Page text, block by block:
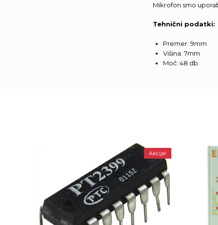
Mikrofon smo
Tehnični podatki:
Premer: 9mm
Višina: 7mm
Moč: 48 db
Akcija!